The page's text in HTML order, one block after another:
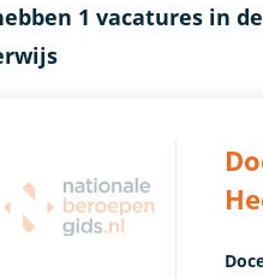
1 vacatures in